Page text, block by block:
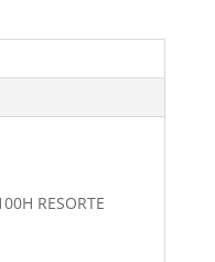
RESORTE